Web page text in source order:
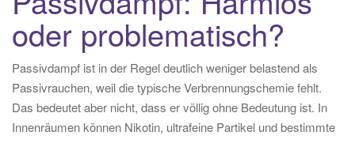
oder problematisch?
Passivdampf ist in der Regel deutlich weniger belastend als
Passivrauchen, weil die typische Verbrennungschemie fehlt.
Das bedeutet aber nicht, dass er völlig ohne Bedeutung ist. In
Innenräumen können Nikotin, ultrafeine Partikel und bestimmte